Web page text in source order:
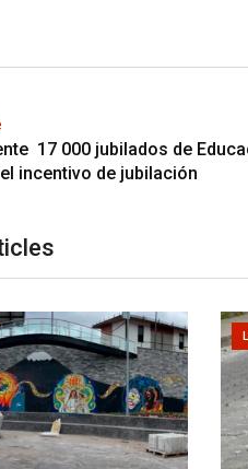
17 000 jubilados de
incentivo de jubilación